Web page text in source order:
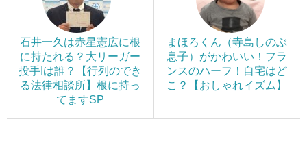
石井一久は赤星憲広に根
に持たれる？大リーガー
投手Iは誰？【行列のでき
る法律相談所】根に持っ
てますSP
まほろくん（寺島しのぶ
息子）がかわいい！フラ
ンスのハーフ！自宅はど
こ？【おしゃれイズム】